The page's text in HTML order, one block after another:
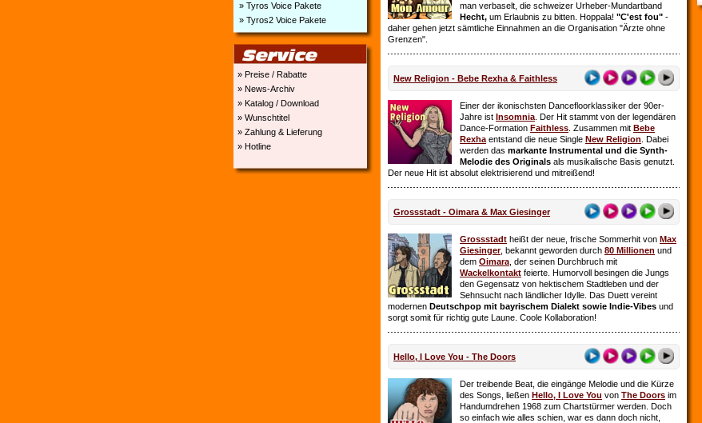
» Tyros Voice Pakete
» Tyros2 Voice Pakete
» Preise / Rabatte
» News-Archiv
» Katalog / Download
» Wunschtitel
» Zahlung & Lieferung
» Hotline
man verbaselt, die schweizer Urheber-Mundartband
Hecht, um Erlaubnis zu bitten. Hoppala! "C'est fou" -
daher gehen jetzt sämtliche Einnahmen an die Organisation "Ärzte ohne
Grenzen".
New Religion - Bebe Rexha & Faithless
Einer der ikonischsten Dancefloorklassiker der 90er-
Jahre ist Insomnia . Der Hit stammt von der legendären
Dance-Formation Faithless . Zusammen mit Bebe
Rexha entstand die neue Single New Religion . Dabei
werden das markante Instrumental und die Synth-
Melodie des Originals als musikalische Basis genutzt.
Der neue Hit ist absolut elektrisierend und mitreißend!
Grossstadt - Oimara & Max Giesinger
Grossstadt heißt der neue, frische Sommerhit von Max
Giesinger, bekannt geworden durch 80 Millionen und
dem Oimara , der seinen Durchbruch mit
Wackelkontakt feierte. Humorvoll besingen die Jungs
den Gegensatz von hektischem Stadtleben und der
Sehnsucht nach ländlicher Idylle. Das Duett vereint
modernen Deutschpop mit bayrischem Dialekt sowie Indie-Vibes und
sorgt somit für richtig gute Laune. Coole Kollaboration!
Hello, I Love You - The Doors
Der treibende Beat, die eingänge Melodie und die Kürze
des Songs, ließen Hello, I Love You von The Doors im
Handumdrehen 1968 zum Chartstürmer werden. Doch
so einfach wie alles schien, war es dann doch nicht,